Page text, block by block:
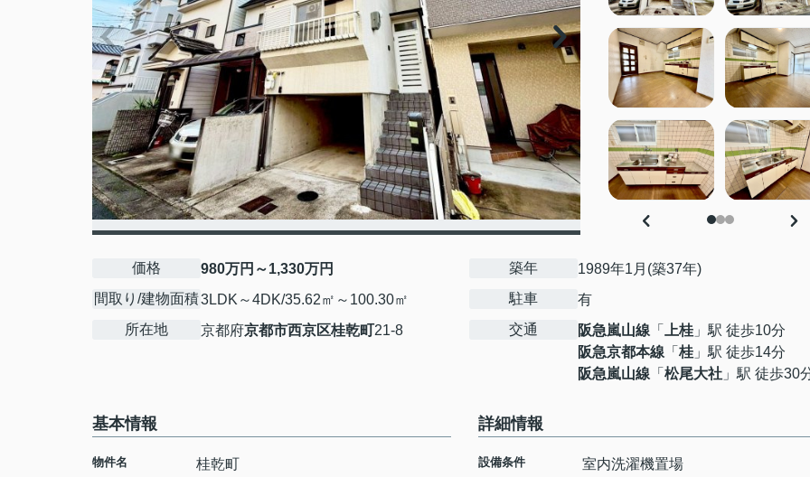
価格
980万円～1,330万円
間取り/建物面積3LDK～4DK/35.62㎡～100.30㎡
所在地
京都府京都市西京区桂乾町21-8
築年
1989年1月(築37年)
駐車
有
交通
阪急嵐山線 「 上桂 」駅 徒歩10分
阪急京都本線 「 桂 」駅 徒歩14分
阪急嵐山線 「 松尾大社 」駅 徒歩30
基本情報
物件名 桂乾町
詳細情報
設備条件
室内洗濯機置場